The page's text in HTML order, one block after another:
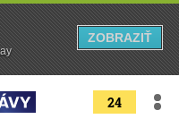
24
ZOBRAZIŤ